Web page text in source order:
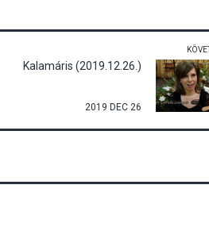
Kalamáris (2019.12.26.)
2019 DEC 26